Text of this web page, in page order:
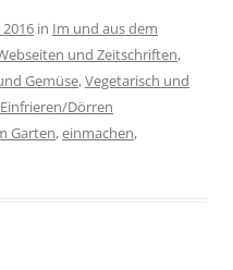
in Im und aus dem
und Zeitschriften,
Gemüse,Vegetarisch und
Dörren
Garten,einmachen,